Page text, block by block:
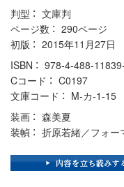
判型
文庫判
ページ数
290ページ
初版
2015年11月27日
ISBN
978-4-488-
Cコード
C0197
文庫コード
M-カ-1-15
装画
森美夏
装幀
折原若緒／フォー